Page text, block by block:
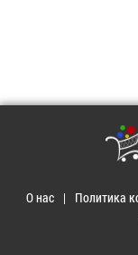
О нас Политика